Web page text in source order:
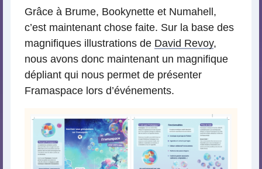
Grâce à Brume, Bookynette et Numahell,
c’est maintenant chose faite. Sur la base des
magnifiques illustrations de David Revoy,
nous avons donc maintenant un magnifique
dépliant qui nous permet de présenter
Framaspace lors d’événements.